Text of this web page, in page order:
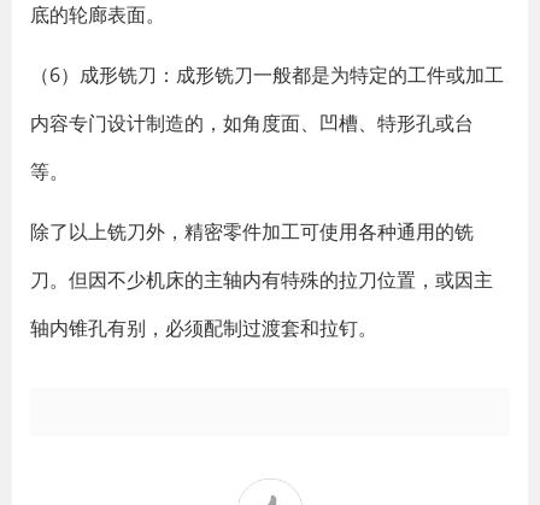
底的轮廊表面。
（6）成形铣刀：成形铣刀一般都是为特定的工件或加工
内容专门设计制造的，如角度面、凹槽、特形孔或台
等。
除了以上铣刀外，精密零件加工可使用各种通用的铣
刀。但因不少机床的主轴内有特殊的拉刀位置，或因主
轴内锥孔有别，必须配制过渡套和拉钉。